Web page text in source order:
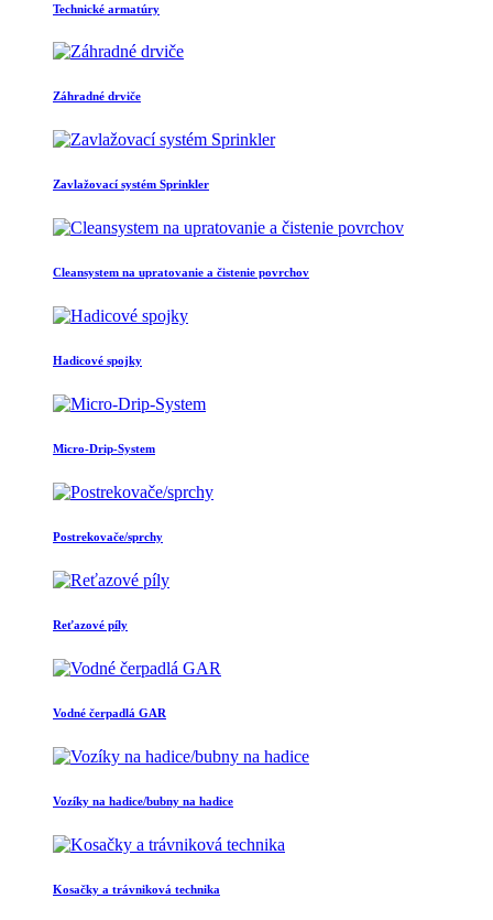
Technické armatúry
Záhradné drviče
Zavlažovací systém Sprinkler
Cleansystem na upratovanie a čistenie povrchov
Hadicové spojky
Micro-Drip-System
Postrekovače/sprchy
Reťazové píly
Vodné čerpadlá GAR
Vozíky na hadice/bubny na hadice
Kosačky a trávniková technika